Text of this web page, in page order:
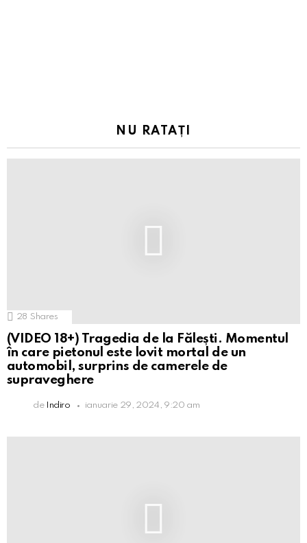
NU RATAȚI
28 Shares
(VIDEO 18+) Tragedia de la Fălești. Momentul
în care pietonul este lovit mortal de un
automobil, surprins de camerele de
supraveghere
de Indiro ianuarie 29, 2024, 9:20 am